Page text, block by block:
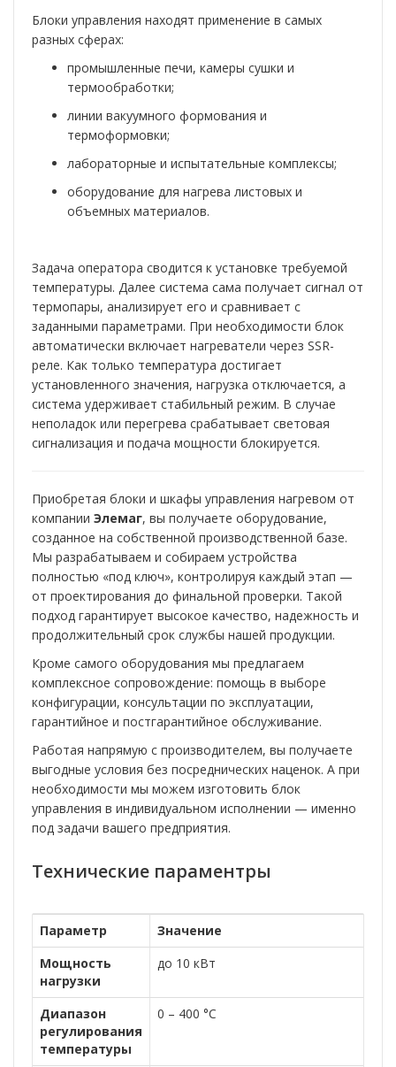
Блоки управления находят применение в самых
разных сферах:
промышленные печи, камеры сушки и
термообработки;
линии вакуумного формования и
термоформовки;
лабораторные и испытательные комплексы;
оборудование для нагрева листовых и
объемных материалов.
Задача оператора сводится к установке требуемой
температуры. Далее система сама получает сигнал от
термопары, анализирует его и сравнивает с
заданными параметрами. При необходимости блок
автоматически включает нагреватели через SSR-
реле. Как только температура достигает
установленного значения, нагрузка отключается, а
система удерживает стабильный режим. В случае
неполадок или перегрева срабатывает световая
сигнализация и подача мощности блокируется.
Приобретая блоки и шкафы управления нагревом от
компании Элемаг, вы получаете оборудование,
созданное на собственной производственной базе.
Мы разрабатываем и собираем устройства
полностью «под ключ», контролируя каждый этап —
от проектирования до финальной проверки. Такой
подход гарантирует высокое качество, надежность и
продолжительный срок службы нашей продукции.
Кроме самого оборудования мы предлагаем
комплексное сопровождение: помощь в выборе
конфигурации, консультации по эксплуатации,
гарантийное и постгарантийное обслуживание.
Работая напрямую с производителем, вы получаете
выгодные условия без посреднических наценок. А при
необходимости мы можем изготовить блок
управления в индивидуальном исполнении — именно
под задачи вашего предприятия.
Технические параментры
Параметр
Значение
Мощность
нагрузки
до 10 кВт
Диапазон
регулирования
температуры
0 – 400 °C